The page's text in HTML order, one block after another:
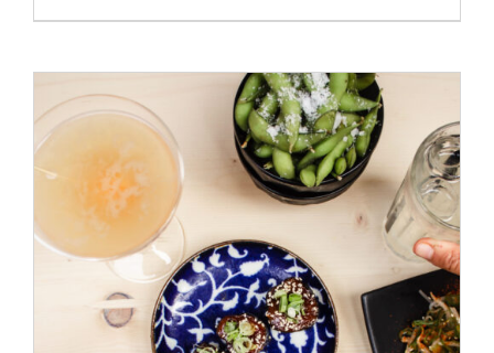
ADD TO CART / DÉTAILS